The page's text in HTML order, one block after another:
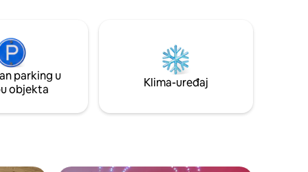
parking u
objekta
Klima-uređaj